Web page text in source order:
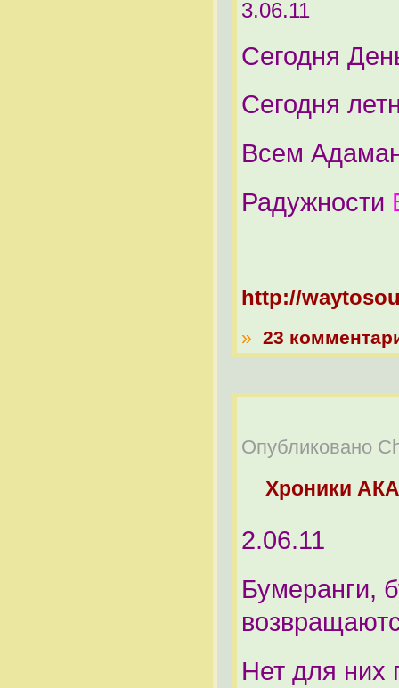
3.06.11
Сегодня
Сегодня
Всем
Радужности
http://
» 23
Опубликовано
Хроники
2.06.11
Бумеранги,
Нет для них